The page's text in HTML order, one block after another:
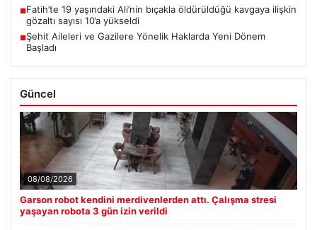
■Fatih’te 19 yaşındaki Ali’nin bıçakla öldürüldüğü kavgaya ilişkin
gözaltı sayısı 10’a yükseldi
■Şehit Aileleri ve Gazilere Yönelik Haklarda Yeni Dönem
Başladı
Güncel
08/08/2026
Garson robot kendini merdivenlerden attı. Çalışma stresi
yaşayan robota 3 gün izin verildi